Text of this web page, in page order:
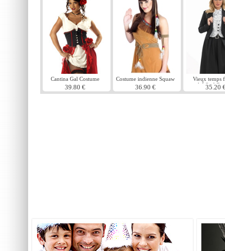
Cantina Gal Costume
39.80 €
Costume indienne Squaw
36.90 €
Vieux temps
shÃ©rif35.20